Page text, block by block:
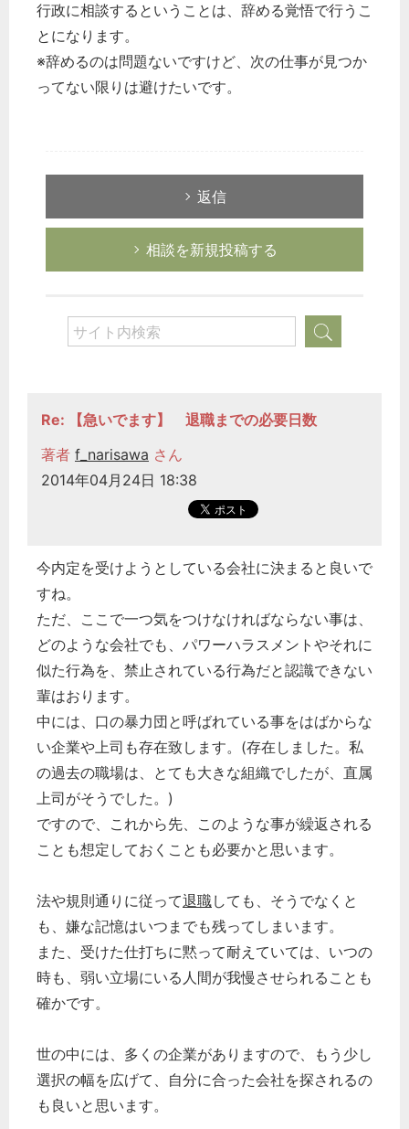
行政に相談するということは、辞める覚悟で行うこ
とになります。
※辞めるのは問題ないですけど、次の仕事が見つか
ってない限りは避けたいです。
返信
相談を新規投稿する
Re: 【急いでます】 退職までの必要日数
著者 f_narisawa さん
2014年04月24日 18:38
今内定を受けようとしている会社に決まると良いで
すね。
ただ、ここで一つ気をつけなければならない事は、
どのような会社でも、パワーハラスメントやそれに
似た行為を、禁止されている行為だと認識できない
輩はおります。
中には、口の暴力団と呼ばれている事をはばからな
い企業や上司も存在致します。(存在しました。私
の過去の職場は、とても大きな組織でしたが、直属
上司がそうでした。)
ですので、これから先、このような事が繰返される
ことも想定しておくことも必要かと思います。
法や規則通りに従って退職しても、そうでなくと
も、嫌な記憶はいつまでも残ってしまいます。
また、受けた仕打ちに黙って耐えていては、いつの
時も、弱い立場にいる人間が我慢させられることも
確かです。
世の中には、多くの企業がありますので、もう少し
選択の幅を広げて、自分に合った会社を探されるの
も良いと思います。